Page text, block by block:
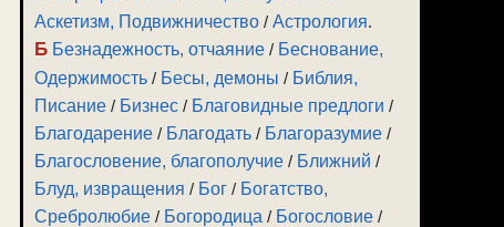
Аскетизм, Подвижничество /Астрология.
Б Безнадежность, отчаяние / Беснование,
Одержимость / Бесы, демоны / Библия,
Писание / Бизнес / Благовидные предлоги /
Благодарение / Благодать / Благоразумие /
Благословение, благополучие / Ближний /
Блуд, извращения / Бог / Богатство,
Сребролюбие / Богородица / Богословие /